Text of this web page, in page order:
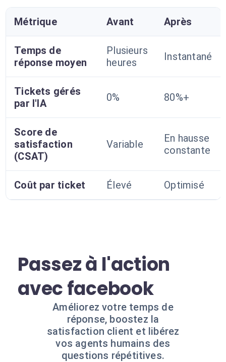
Métrique Avant Après
Temps de
réponse moyen
Plusieurs
heures
Instantané
Tickets gérés
par l'IA
0% 80%+
Score de
satisfaction
(CSAT)
Variable
En hausse
constante
Coût par ticket Élevé Optimisé
Passez à l'action
avec facebook
Améliorez votre temps de
réponse, boostez la
satisfaction client et libérez
vos agents humains des
questions répétitives.